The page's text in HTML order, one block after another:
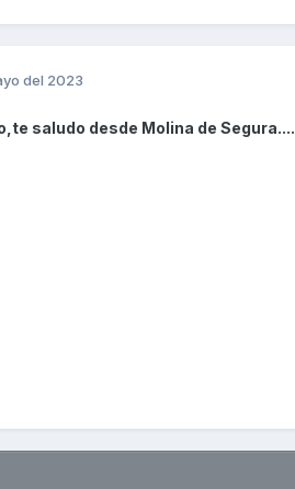
del 2023
saludo desde Molina de Segura....